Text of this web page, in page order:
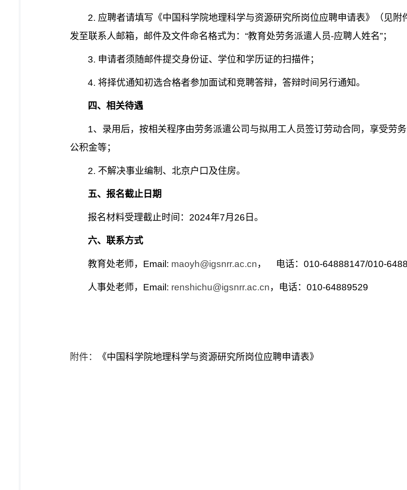
2. 应聘者请填写《中国科学院地理科学与资源研究所岗位应聘申请表》（见附
发至联系人邮箱，邮件及文件命名格式为： “教育处劳务派遣人员-应聘人姓名”；
3. 申请者须随邮件提交身份证、学位和学历证的扫描件；
4. 将择优通知初选合格者参加面试和竞聘答辩，答辩时间另行通知。
四、相关待遇
1、录用后，按相关程序由劳务派遣公司与拟用工人员签订劳动合同，享受劳
公积金等；
2. 不解决事业编制、北京户口及住房。
五、报名截止日期
报名材料受理截止时间： 2024年7月 26 日。
六、联系方式
教育处老师， Email: maoyh@igsnrr.ac.cn， 电话： 010-64888147/010-
人事处老师， Email: renshichu@igsnrr.ac.cn，电话： 010-64889529
附件： 《中国科学院地理科学与资源研究所岗位应聘申请表》